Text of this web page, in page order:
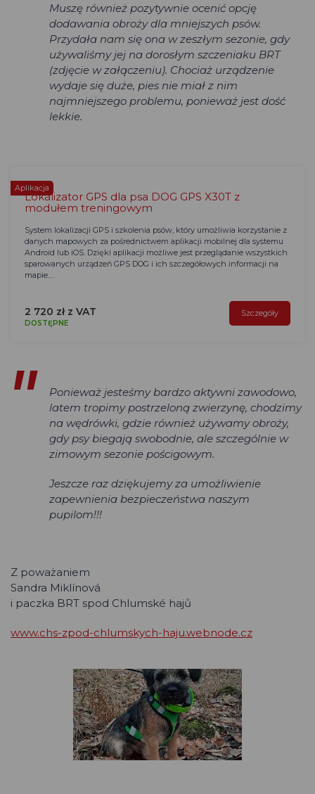
Muszę również pozytywnie ocenić opcję
dodawania obroży dla mniejszych psów.
Przydała nam się ona w zeszłym sezonie, gdy
używaliśmy jej na dorosłym szczeniaku BRT
(zdjęcie w załączeniu). Chociaż urządzenie
wydaje się duże, pies nie miał z nim
najmniejszego problemu, ponieważ jest dość
lekkie.
Aplikacja
Lokalizator GPS dla psa DOG GPS X30T z
modułem treningowym
System lokalizacji GPS i szkolenia psów, który umożliwia korzystanie z
danych mapowych za pośrednictwem aplikacji mobilnej dla systemu
Android lub iOS. Dzięki aplikacji możliwe jest przeglądanie wszystkich
sparowanych urządzeń GPS DOG i ich szczegółowych informacji na
mapie.…
2 720 zł z VAT
DOSTĘPNE
Szczegóły
Ponieważ jesteśmy bardzo aktywni zawodowo,
latem tropimy postrzeloną zwierzynę, chodzimy
na wędrówki, gdzie również używamy obroży,
gdy psy biegają swobodnie, ale szczególnie w
zimowym sezonie pościgowym.
Jeszcze raz dziękujemy za umożliwienie
zapewnienia bezpieczeństwa naszym
pupilom!!!
Z poważaniem
Sandra Miklínová
i paczka BRT spod Chlumské hajů
www.chs-zpod-chlumskych-haju.webnode.cz